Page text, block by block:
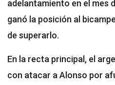
adelantamiento en el mes
ganó la posición al
de superarlo.
En la recta principal, el
con atacar a Alonso por